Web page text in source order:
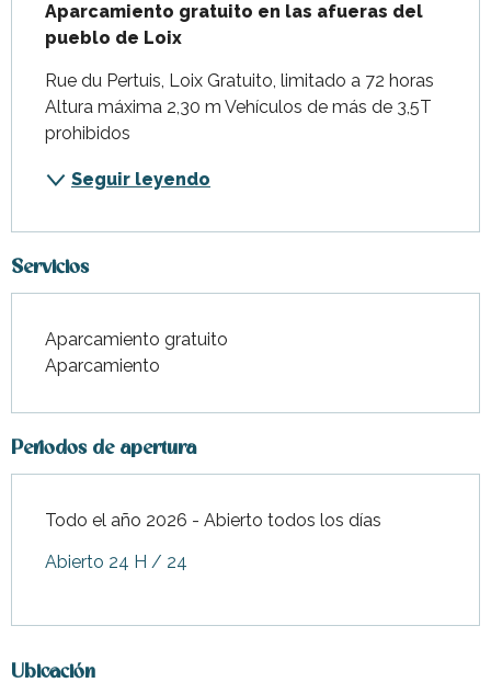
Aparcamiento gratuito en las afueras del
pueblo de Loix
Rue du Pertuis, Loix Gratuito, limitado a 72 horas
Altura máxima 2,30 m Vehículos de más de 3,5T
prohibidos
Seguir leyendo
Servicios
Aparcamiento gratuito
Aparcamiento
Periodos de apertura
Todo el año 2026 - Abierto todos los días
Abierto 24 H / 24
Ubicación